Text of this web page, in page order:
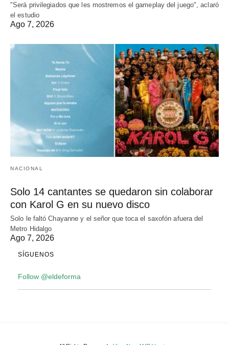
"Será privilegiados que les mostremos el gameplay del juego", aclaró
el estudio
Ago 7, 2026
NACIONAL
Solo 14 cantantes se quedaron sin colaborar
con Karol G en su nuevo disco
Solo le faltó Chayanne y el señor que toca el saxofón afuera del
Metro Hidalgo
Ago 7, 2026
SÍGUENOS
Follow @eldeforma